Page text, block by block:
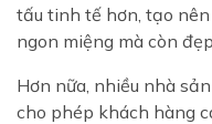
tấu tinh tế hơn, tạo
ngon miệng mà còn
Hơn nữa, nhiều nhà
cho phép khách hàng